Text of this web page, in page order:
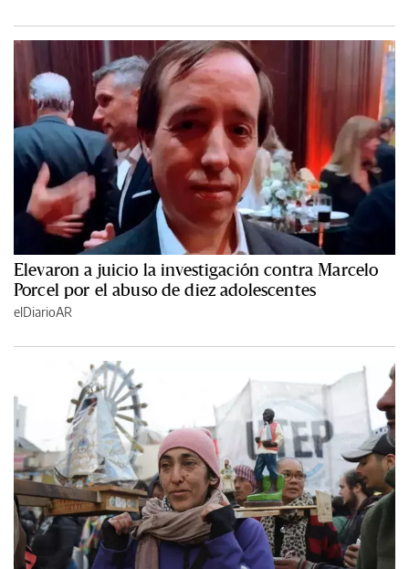
Elevaron a juicio la investigación contra Marcelo
Porcel por el abuso de diez adolescentes
elDiarioAR